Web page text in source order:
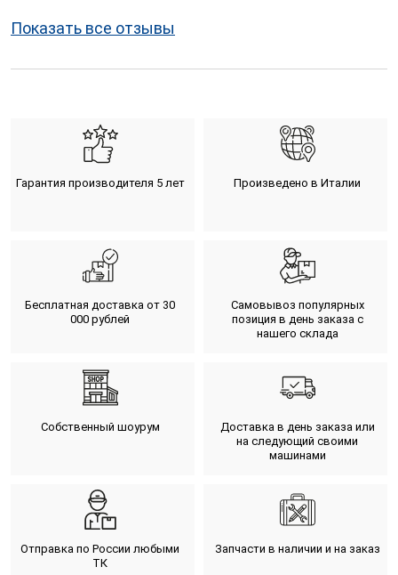
Показать все отзывы
Гарантия производителя 5 лет Произведено в Италии
Бесплатная доставка от 30
000 рублей
Самовывоз популярных
позиция в день заказа с
нашего склада
Собственный шоурум
Доставка в день заказа или
на следующий своими
машинами
Отправка по России любыми
ТК
Запчасти в наличии и на заказ